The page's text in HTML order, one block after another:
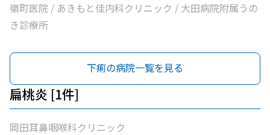
嶺町医院 / あきもと佳内科クリニック / 大田病院附属うの
き診療所
下痢の病院一覧を見る
扁桃炎 [1件]
岡田耳鼻咽喉科クリニック